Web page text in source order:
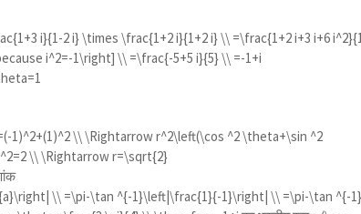
i}{1-2 i} \times \frac{1+2 i}{1+2 i} \\ =\frac{1+2 i+3 i+6
i^2=-1\right] \\ =\frac{-5+5 i}{5} \\ =-1+i
1)^2+(1)^2 \\ \Rightarrow r^2\left(\cos ^2 \theta+\sin ^2
\\ \Rightarrow r=\sqrt{2}
\\ =\pi-\tan ^{-1}\left|\frac{1}{-1}\right| \\ =\pi-\tan ^{-